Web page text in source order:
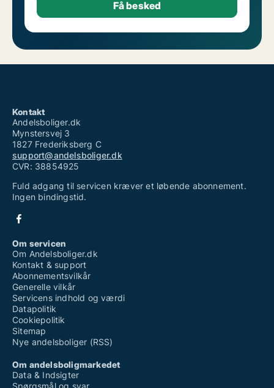
Kontakt
Andelsboliger.dk
Mynstersvej 3
1827 Frederiksberg C
support@andelsboliger.dk
CVR: 38854925
Fuld adgang til servicen kræver et løbende abonnement.
Ingen bindingstid.
Om servicen
Om Andelsboliger.dk
Kontakt & support
Abonnementsvilkår
Generelle vilkår
Servicens indhold og værdi
Datapolitik
Cookiepolitik
Sitemap
Nye andelsboliger (RSS)
Om andelsboligmarkedet
Data & Indsigter